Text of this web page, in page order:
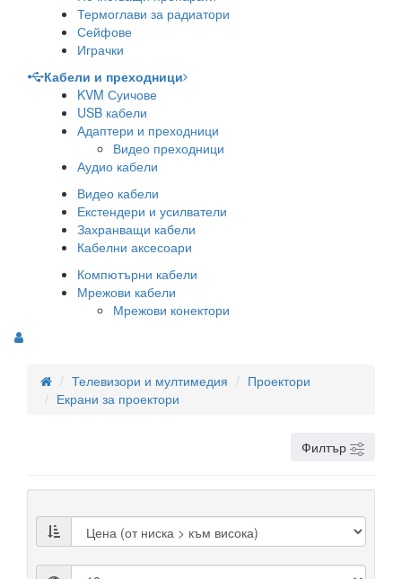
Термоглави за радиатори
Сейфове
Играчки
Кабели и преходници
KVM Суичове
USB кабели
Адаптери и преходници
Видео преходници
Аудио кабели
Видео кабели
Екстендери и усилватели
Захранващи кабели
Кабелни аксесоари
Компютърни кабели
Мрежови кабели
Мрежови конектори
Телевизори и мултимедия
Проектори
Екрани за проектори
Филтър